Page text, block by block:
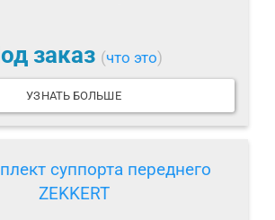
заказ (что это)
УЗНАТЬ БОЛЬШЕ
суппорта переднего
ZEKKERT